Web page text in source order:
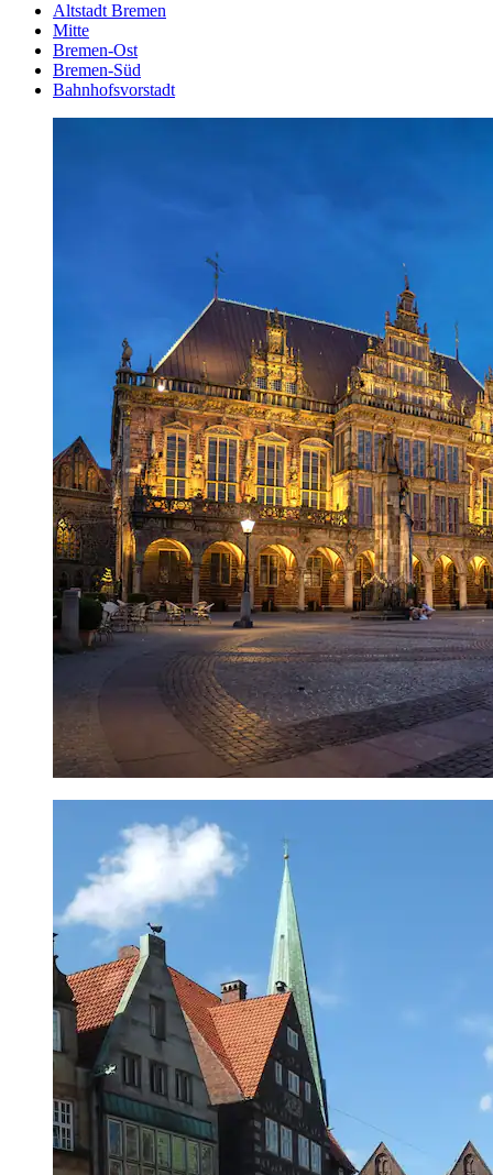
Altstadt Bremen
Mitte
Bremen-Ost
Bremen-Süd
Bahnhofsvorstadt